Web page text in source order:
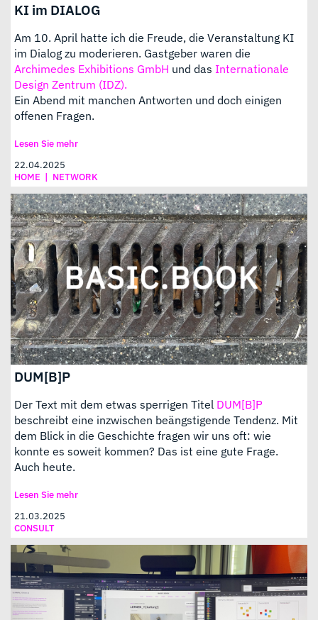
KI im DIALOG
Am 10. April hatte ich die Freude, die Veranstaltung KI
im Dialog zu moderieren. Gastgeber waren die
Archimedes Exhibitions GmbH und das Internationale
Design Zentrum (IDZ).
Ein Abend mit manchen Antworten und doch einigen
offenen Fragen.
Lesen Sie mehr
22.04.2025
HOME | NETWORK
DUM[B]P
Der Text mit dem etwas sperrigen Titel DUM[B]P
beschreibt eine inzwischen beängstigende Tendenz. Mit
dem Blick in die Geschichte fragen wir uns oft: wie
konnte es soweit kommen? Das ist eine gute Frage.
Auch heute.
Lesen Sie mehr
21.03.2025
CONSULT